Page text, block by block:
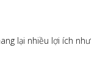
lại nhiều lợi ích như